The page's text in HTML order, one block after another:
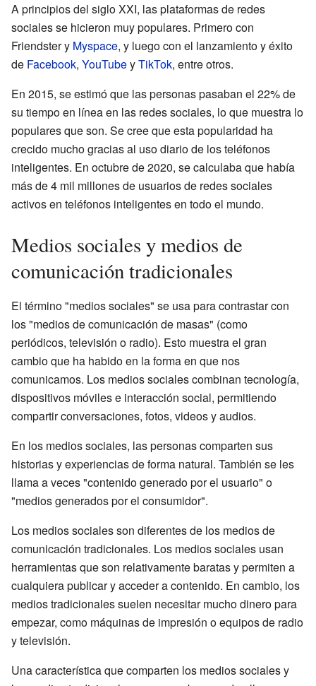
A principios del siglo XXI, las plataformas de redes
sociales se hicieron muy populares. Primero con
Friendster y Myspace, y luego con el lanzamiento y éxito
de Facebook, YouTubeyTikTok, entre otros.
En 2015, se estimó que las personas pasaban el 22% de
su tiempo en línea en las redes sociales, lo que muestra lo
populares que son. Se cree que esta popularidad ha
crecido mucho gracias al uso diario de los teléfonos
inteligentes. En octubre de 2020, se calculaba que había
más de 4 mil millones de usuarios de redes sociales
activos en teléfonos inteligentes en todo el mundo.
Medios sociales y medios de
comunicación tradicionales
El término "medios sociales" se usa para contrastar con
los "medios de comunicación de masas" (como
periódicos, televisión o radio). Esto muestra el gran
cambio que ha habido en la forma en que nos
comunicamos. Los medios sociales combinan tecnología,
dispositivos móviles e interacción social, permitiendo
compartir conversaciones, fotos, videos y audios.
En los medios sociales, las personas comparten sus
historias y experiencias de forma natural. También se les
llama a veces "contenido generado por el usuario" o
"medios generados por el consumidor".
Los medios sociales son diferentes de los medios de
comunicación tradicionales. Los medios sociales usan
herramientas que son relativamente baratas y permiten a
cualquiera publicar y acceder a contenido. En cambio, los
medios tradicionales suelen necesitar mucho dinero para
empezar, como máquinas de impresión o equipos de radio
y televisión.
Una característica que comparten los medios sociales y